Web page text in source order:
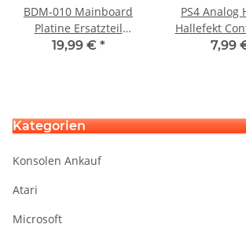
BDM-010 Mainboard
Platine Ersatzteil
Controller für Ps5
19,99 € *
PS4 Analog
Hallefekt
Steuer
7,99
Kategorien
Konsolen Ankauf
Atari
Microsoft